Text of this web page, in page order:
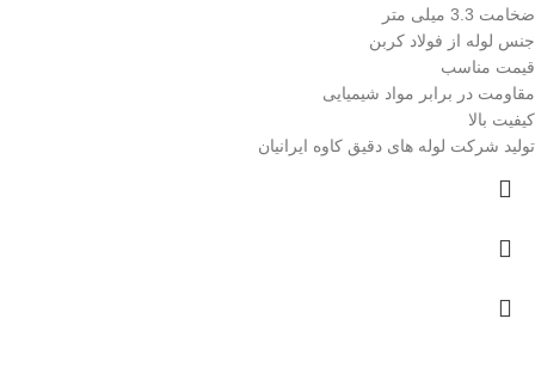
ضخامت 3.3 میلی متر
جنس لوله از فولاد کربن
قیمت مناسب
مقاومت در برابر مواد شیمیایی
کیفیت بالا
تولید شرکت لوله های دقیق کاوه ایرانیان